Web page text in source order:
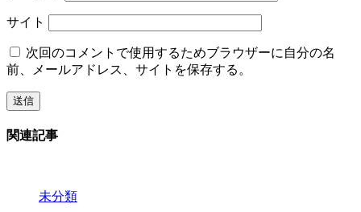
サイト
次回のコメントで使用するためブラウザーに自分の名
前、メールアドレス、サイトを保存する。
関連記事
未分類